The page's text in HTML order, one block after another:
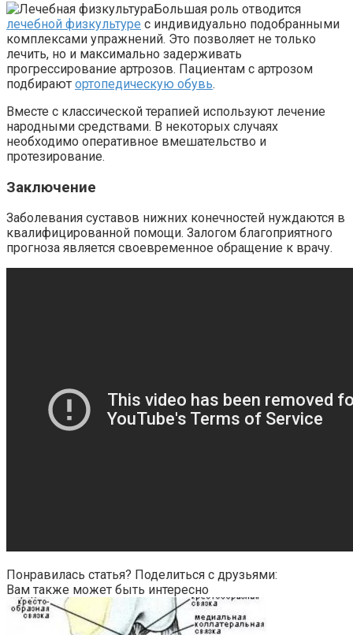
Большая роль отводится
лечебной физкультуре с индивидуально подобранными
комплексами упражнений. Это позволяет не только
лечить, но и максимально задерживать
прогрессирование артрозов. Пациентам с артрозом
подбирают ортопедическую обувь.
Вместе с классической терапией используют лечение
народными средствами. В некоторых случаях
необходимо оперативное вмешательство и
протезирование.
Заключение
Заболевания суставов нижних конечностей нуждаются в
квалифицированной помощи. Залогом благоприятного
прогноза является своевременное обращение к врачу.
Понравилась статья? Поделиться с друзьями:
Вам также может быть интересно